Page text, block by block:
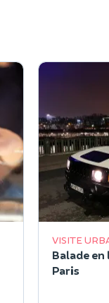
VISITE
Balade
Paris